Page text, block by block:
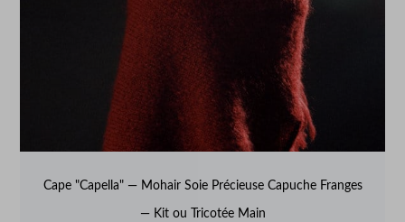
Cape "Capella" — Mohair Soie Précieuse Capuche Franges
— Kit ou Tricotée Main